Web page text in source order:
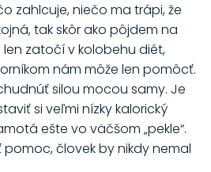
zahlcuje, niečo ma trápi, že
tak skôr ako pôjdem na
zatočí v kolobehu diét,
nám môže len pomôcť.
silou mocou samy. Je
si veľmi nízky kalorický
ešte vo väčšom „pekle“.
človek by nikdy nemal